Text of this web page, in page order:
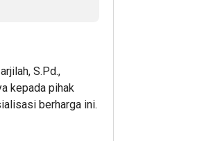
S.Pd.,
kepada pihak
berharga ini.